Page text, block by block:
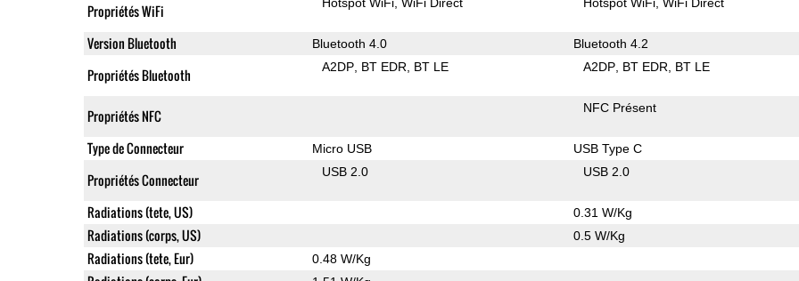
Propriétés WiFi
Version Bluetooth Bluetooth 4.0 Bluetooth 4.2
Propriétés Bluetooth A2DP BT EDR BT LE A2DP BT EDR BT LE
Propriétés NFC NFC Présent
Type de Connecteur Micro USB USB Type C
Propriétés Connecteur USB 2.0 USB 2.0
Radiations (tete, US) 0.31 W/Kg
Radiations (corps, US) 0.5 W/Kg
Radiations (tete, Eur) 0.48 W/Kg